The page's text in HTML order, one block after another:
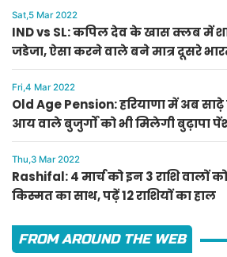
Sat,5 Mar 2022
IND vs SL: कपिल देव के खास क्लब में
जडेजा, ऐसा करने वाले बने मात्र दूसरे
Fri,4 Mar 2022
Old Age Pension: हरियाणा में अब साढ़े
आय वाले बुजुर्गों को भी मिलेगी बुढ़ापा
लाल का ऐलान
Thu,3 Mar 2022
Rashifal: 4 मार्च को इन 3 राशि वालों
किस्मत का साथ, पढ़ें 12 राशियों का हाल
FROM AROUND THE WEB